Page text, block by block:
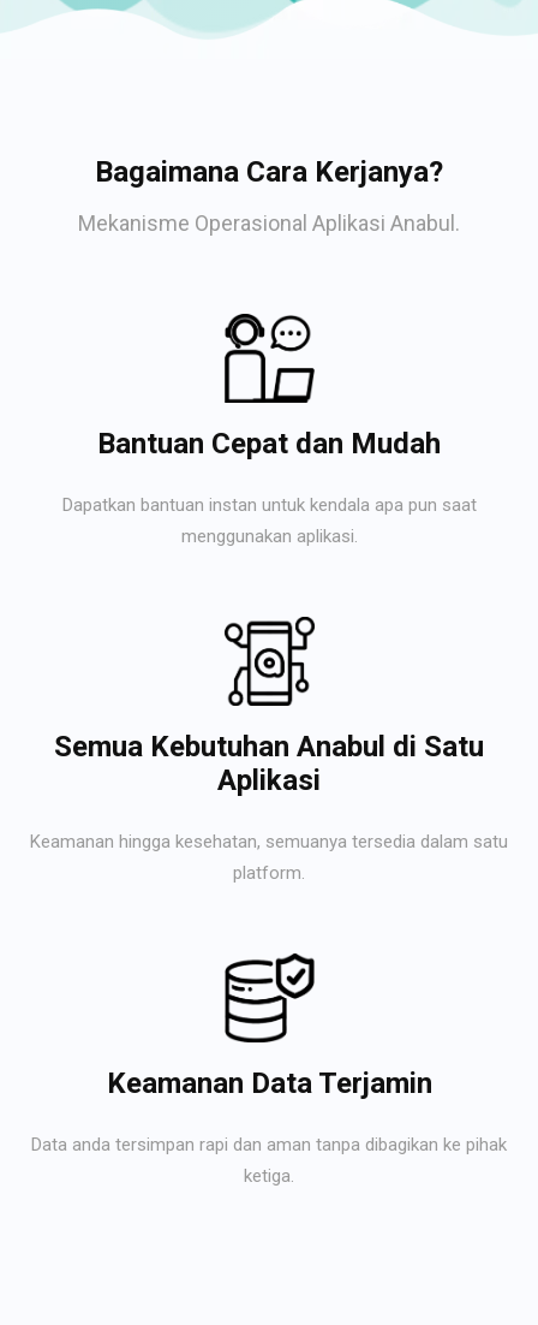
Bagaimana Cara Kerjanya?
Mekanisme Operasional Aplikasi Anabul.
Bantuan Cepat dan Mudah
Dapatkan bantuan instan untuk kendala apa pun saat
menggunakan aplikasi.
Semua Kebutuhan Anabul di Satu
Aplikasi
Keamanan hingga kesehatan, semuanya tersedia dalam satu
platform.
Keamanan Data Terjamin
Data anda tersimpan rapi dan aman tanpa dibagikan ke pihak
ketiga.